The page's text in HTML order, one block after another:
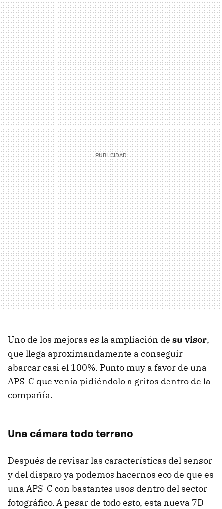
Uno de los mejoras es la ampliación de su visor,
que llega aproximandamente a conseguir
abarcar casi el 100%. Punto muy a favor de una
APS-C que venía pidiéndolo a gritos dentro de la
compañía.
Una cámara todo terreno
Después de revisar las características del sensor
y del disparo ya podemos hacernos eco de que es
una APS-C con bastantes usos dentro del sector
fotográfico. A pesar de todo esto, esta nueva 7D